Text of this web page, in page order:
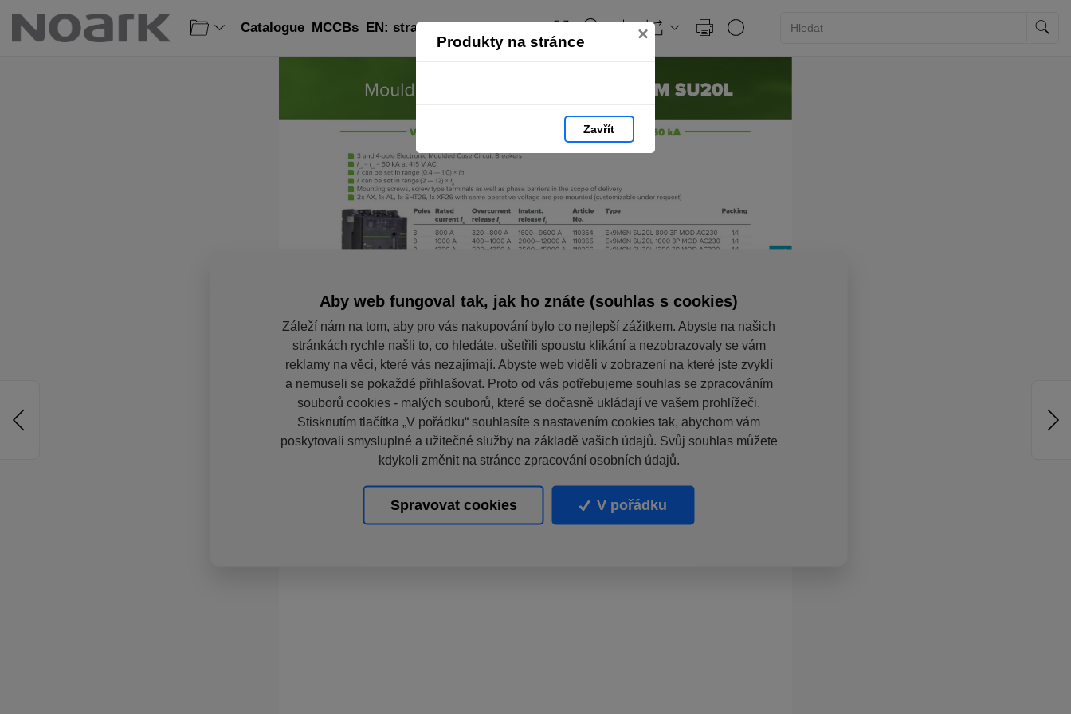
Produkty na stránce ×
Zavřít
Catalogue_MCCBs_EN: strana 79
Aby web fungoval tak, jak ho znáte (souhlas s cookies)
Záleží nám na tom, aby pro vás nakupování bylo co nejlepší zážitkem. Abyste na našich
stránkách rychle našli to, co hledáte, ušetřili spoustu klikání a nezobrazovaly se vám
reklamy na věci, které vás nezajímají. Abyste web viděli v zobrazení na které jste zvyklí
a nemuseli se pokaždé přihlašovat. Proto od vás potřebujeme souhlas se zpracováním
souborů cookies - malých souborů, které se dočasně ukládají ve vašem prohlížeči.
Stisknutím tlačítka „V pořádku“ souhlasíte s nastavením cookies tak, abychom vám
poskytovali smysluplné a užitečné služby na základě vašich údajů. Svůj souhlas můžete
kdykoli změnit na stránce zpracování osobních údajů.
Spravovat cookies V pořádku